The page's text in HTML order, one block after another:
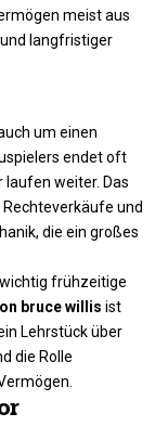
meist aus
langfristiger
um einen
endet oft
laufen weiter. Das
und
die ein großes
frühzeitige
bruce willis ist
Lehrstück über
die Rolle